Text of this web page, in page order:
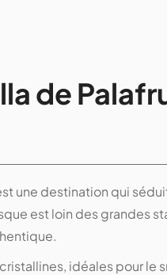
de
une destination qui
est loin des grandes
idéales pour le